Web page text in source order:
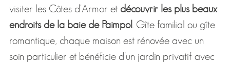
visiter les Côtes d'Armor et découvrir les plus beaux
endroits de la baie de Paimpol . Gîte familial ou gîte
romantique, chaque maison est rénovée avec un
soin particulier et bénéficie d'un jardin privatif avec